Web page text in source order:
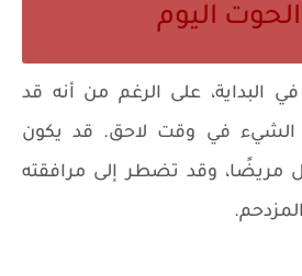
اليوم
البداية، على الرغم من أنه قد
في وقت لاحق. قد يكون
وقد تضطر إلى مرافقته